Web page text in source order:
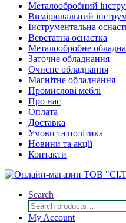
Металообробний
Вимірювальний
Інструментальна
Верстатна оснастка
Металообробне
Заточне обладнання
Очисне обладнання
Магнітне обладнання
Промислові меблі
Про нас
Оплата
Доставка
Умови та політика
Новини та акції
Контакти
Search
Search
for:
My Account